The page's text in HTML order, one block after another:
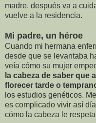
madre, después va a
vuelve a la residencia.
Mi padre, un héroe
Cuando mi hermana
desde que se levantaba
veía cómo su mujer
la cabeza de saber que
florecer tarde o
los estudios genéticos.
es complicado vivir así
cómo la cabeza le